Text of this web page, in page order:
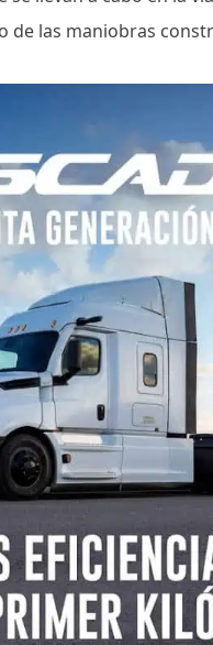
de las maniobras